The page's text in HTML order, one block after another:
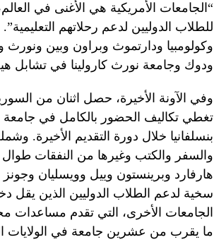
“الجامعات الأمريكية هي الأغنى في
للطلاب الدوليين لدعم رحلاتهم
وكولومبيا ودارتموث وبراون وبين
ودوك وجامعة نورث كارولينا في تشابل
وفي الآونة الأخيرة، حصل اثنان من
تغطي تكاليف الحضور بالكامل في
بنسلفانيا خلال دورة التقديم الأخيرة.
والسفر والكتب وغيرها من النفقات
هارفارد وبرينستون وييل وويسليان
سخية لدعم الطلاب الدوليين الذين
الجامعات الأخرى، التي تقدم مساعدات
ما يقرب من عشرين جامعة في الولايات